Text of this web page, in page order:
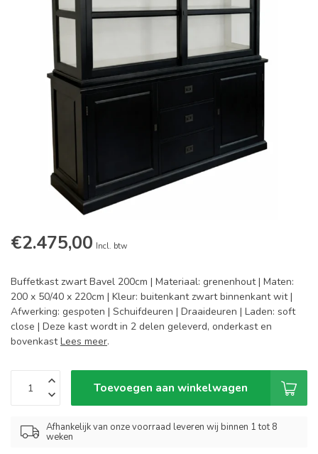
€2.475,00 Incl. btw
Buffetkast zwart Bavel 200cm | Materiaal: grenenhout | Maten:
200 x 50/40 x 220cm | Kleur: buitenkant zwart binnenkant wit |
Afwerking: gespoten | Schuifdeuren | Draaideuren | Laden: soft
close | Deze kast wordt in 2 delen geleverd, onderkast en
bovenkastLees meer.
Toevoegen aan winkelwagen
Afhankelijk van onze voorraad leveren wij binnen 1 tot 8
weken